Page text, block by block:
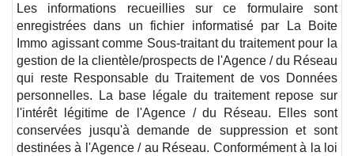
Les informations recueillies sur ce formulaire sont
enregistrées dans un fichier informatisé par La Boite
Immo agissant comme Sous-traitant du traitement pour la
gestion de la clientèle/prospects de l'Agence / du Réseau
qui reste Responsable du Traitement de vos Données
personnelles. La base légale du traitement repose sur
l'intérêt légitime de l'Agence / du Réseau. Elles sont
conservées jusqu'à demande de suppression et sont
destinées à l'Agence / au Réseau. Conformément à la loi